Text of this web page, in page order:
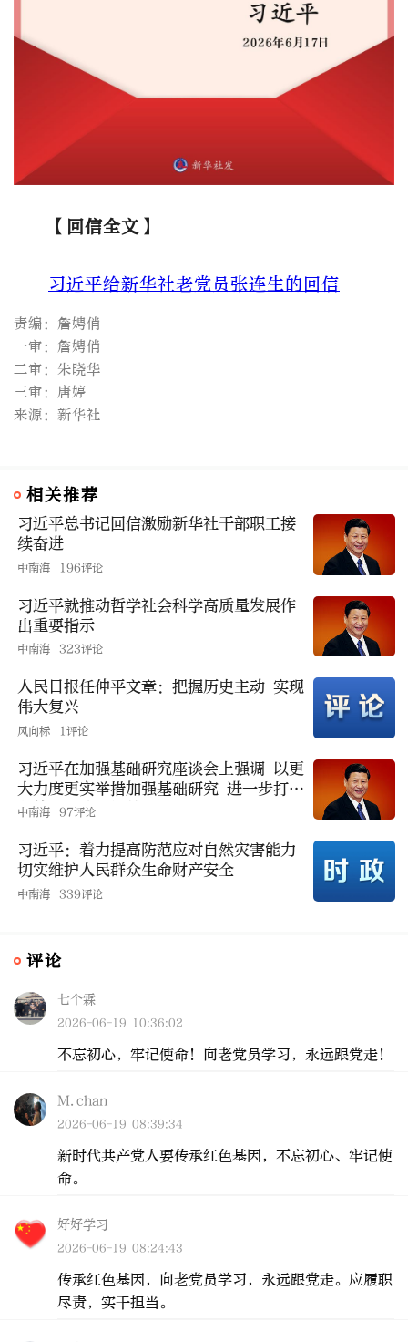
【回信全文】
习近平给新华社老党员张连生的回信
责编：詹娉俏
一审：詹娉俏
二审：朱晓华
三审：唐婷
来源：新华社
相关推荐
习近平总书记回信激励新华社干部职工接
续奋进
中南海 196评论
习近平就推动哲学社会科学高质量发展作
出重要指示
中南海 323评论
人民日报任仲平文章：把握历史主动 实现
伟大复兴
风向标 1评论
习近平在加强基础研究座谈会上强调 以更
大力度更实举措加强基础研究 进一步打牢
科技强国建设根基
中南海 97评论
习近平：着力提高防范应对自然灾害能力
切实维护人民群众生命财产安全
中南海 339评论
评论
七个霖
2026-06-19 10:36:02
不忘初心，牢记使命！向老党员学习，永远跟党走！
M.chan
2026-06-19 08:39:34
新时代共产党人要传承红色基因，不忘初心、牢记使
命。
好好学习
2026-06-19 08:24:43
传承红色基因，向老党员学习，永远跟党走。应履职
尽责，实干担当。